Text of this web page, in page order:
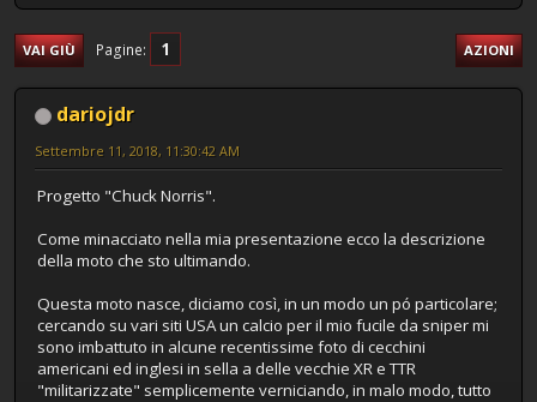
VAI GIÙ Pagine 1 AZIONI
dariojdr
Settembre 11, 2018, 11:30:42 AM
Progetto "Chuck Norris".
Come minacciato nella mia presentazione ecco la descrizione
della moto che sto ultimando.
Questa moto nasce, diciamo così, in un modo un pó particolare;
cercando su vari siti USA un calcio per il mio fucile da sniper mi
sono imbattuto in alcune recentissime foto di cecchini
americani ed inglesi in sella a delle vecchie XR e TTR
"militarizzate" semplicemente verniciando, in malo modo, tutto